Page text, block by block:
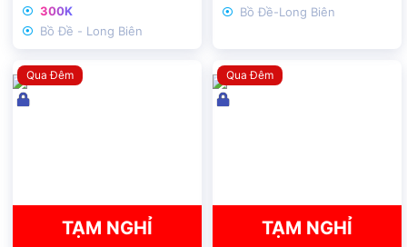
300K
Bồ Đề - Long Biên
Bồ Đề-Long Biên
Qua Đêm
Đ
TẠM NGHỈ
Qua Đêm
Đ
TẠM NGHỈ